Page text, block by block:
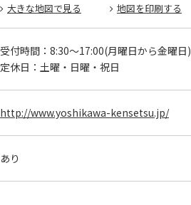
大きな地図で見る 地図を印刷する
受付時間： 8:30～17:00(月曜日から金曜日)
定休日： 土曜・日曜・祝日
http://www.yoshikawa-kensetsu.jp/
あり